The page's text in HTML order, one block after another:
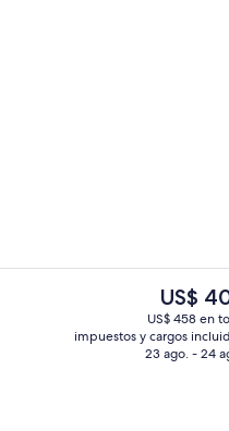
Vista a la montaña
El
precio
actual
es
US$
US$ 458 en
impuestos y cargos
23 ago. - 24